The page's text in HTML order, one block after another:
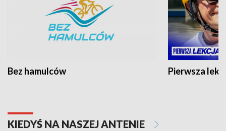
Bez hamulców Pierwsza
KIEDYŚ NA NASZEJ ANTENIE